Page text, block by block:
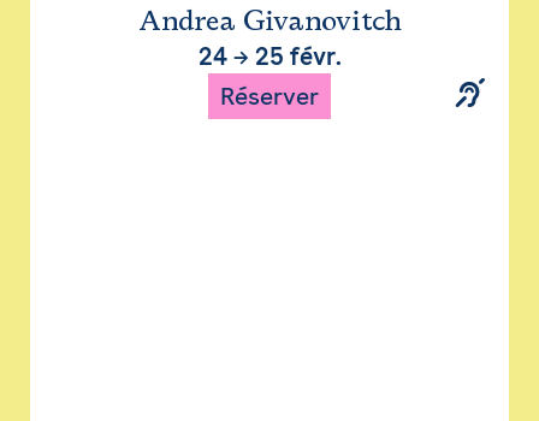
Andrea Givanovitch
24→ 25 févr.
Réserver